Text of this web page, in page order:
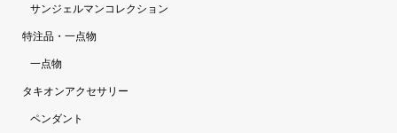
サンジェルマンコレクション
特注品・一点物
一点物
タキオンアクセサリー
ペンダント